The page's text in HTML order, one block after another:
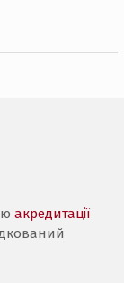
акредитації